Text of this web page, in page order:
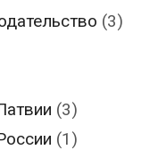
(3)
(3)
(1)